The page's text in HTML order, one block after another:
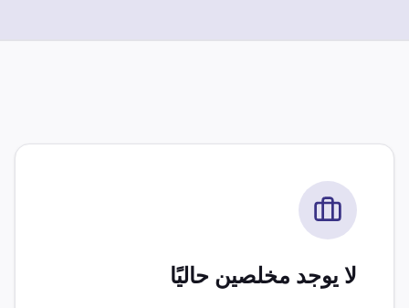
لا يوجد مخلصين حاليًا